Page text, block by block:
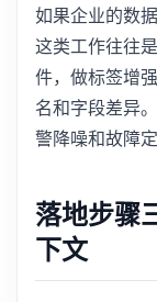
如果企业的数
这类工作往往
件，做标签增
名和字段差异
警降噪和故障
落地步骤
下文